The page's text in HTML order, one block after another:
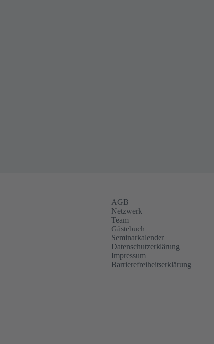
AGB
Netzwerk
Team
Gästebuch
Seminarkalender
Datenschutzerklärung
Impressum
Barrierefreiheitserklärung